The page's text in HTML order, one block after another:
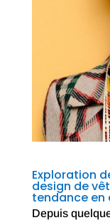
Exploration
design de
tendance en
Depuis